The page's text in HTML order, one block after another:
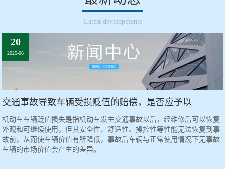
Latest developments
20
2025-06
交通事故导致车辆受损贬值的赔偿，是否应予以
机动车车辆贬值损失是指机动车发生交通事故以后，经维修后可以恢复
外观和可继续使用，但其安全性、舒适性、操控性等性能无法恢复到事
故前，从而使车辆价值有所降低，事故后车辆与正常使用情况下无事故
车辆的市场价值会产生的差异。